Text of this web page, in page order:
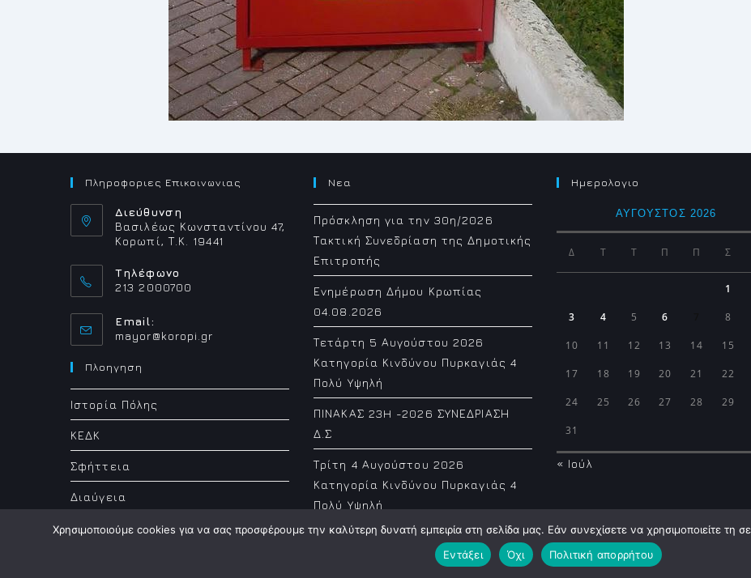
Πληροφοριες Επικοινωνιας
Διεύθυνση
Βασιλέως Κωνσταντίνου 47,
Κορωπί, Τ.Κ. 19441
Τηλέφωνο
213 2000700
Email:
mayor@koropi.gr
Πλοηγηση
Ιστορία Πόλης
ΚΕΔΚ
Σφήττεια
Διαύγεια
Νεα
Πρόσκληση για την 30η/2026
Τακτική Συνεδρίαση της Δημοτικής
Επιτροπής
Ενημέρωση Δήμου Κρωπίας
04.08.2026
Τετάρτη 5 Αυγούστου 2026
Κατηγορία Κινδύνου Πυρκαγιάς 4
Πολύ Υψηλή
ΠΙΝΑΚΑΣ 23H -2026 ΣΥΝΕΔΡΙΑΣΗ
Δ.Σ
Τρίτη 4 Αυγούστου 2026
Κατηγορία Κινδύνου Πυρκαγιάς 4
Πολύ Υψηλή
Ημερολογιο
ΑΎΓΟΥΣΤΟΣ 2026
Δ Τ Τ Π Π Σ
1
3 4 5 6 8
10 11 12 13 14 15
17 18 19 20 21 22
24 25 26 27 28 29
31
« Ιούλ
Municipality of Koropi © 2026
Χρησιμοποιούμε cookies για να σας προσφέρουμε την καλύτερη δυνατή εμπειρία στη σελίδα μας. Εάν συνεχίσετε να χρησιμοποιείτε τη
Εντάξει
Όχι Πολιτική απορρήτου